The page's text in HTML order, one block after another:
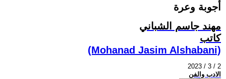
أجوبة وعرة
مهند جاسم الشباني
كاتب
(Mohanad Jasim Alshabani)
2023 / 3 / 2
الادب والفن